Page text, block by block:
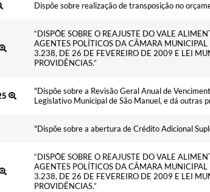
Dispõe sobre realização de transposição no
“DISPÕE SOBRE O REAJUSTE DO VALE
AGENTES POLÍTICOS DA CÂMARA
3.238, DE 26 DE FEVEREIRO DE 2009 E LEI
PROVIDÊNCIAS.”
"Dispõe sobre a Revisão Geral Anual de
Legislativo Municipal de São Manuel, e dá outras
"Dispõe sobre a abertura de Crédito Adicional
“DISPÕE SOBRE O REAJUSTE DO VALE
AGENTES POLÍTICOS DA CÂMARA
3.238, DE 26 DE FEVEREIRO DE 2009 E LEI
PROVIDÊNCIAS.”